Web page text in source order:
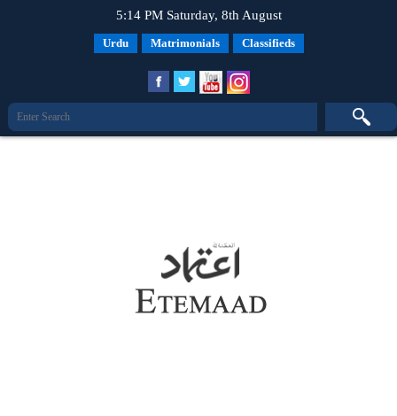
5:14 PM Saturday, 8th August
Urdu Matrimonials Classifieds